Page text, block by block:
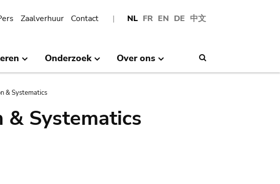
NL FR EN DE 中文
Zaalverhuur Contact
Onderzoek Over ons
& Systematics
Systematics